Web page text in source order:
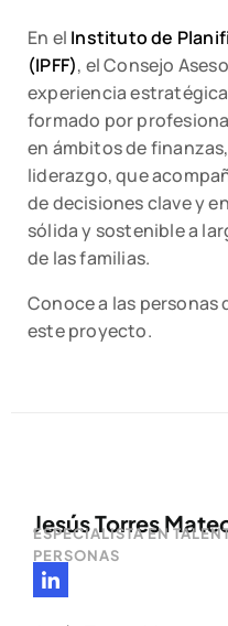
En el Instituto de
(IPFF), el Consejo
experiencia
formado por
en ámbitos de
liderazgo, que
de decisiones clave y
sólida y sostenible a
de las familias.
Conoce a las
este proyecto.
Jesús Torres
ESPECIALISTA EN
PERSONAS